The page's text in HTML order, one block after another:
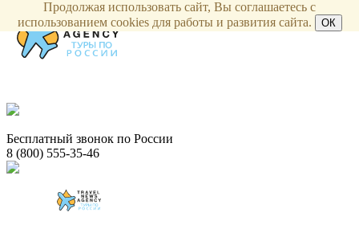
Бесплатный звонок по России
8 (800) 555-35-46
Продолжая использовать сайт, Вы соглашаетесь с
использованием cookies для работы и развития сайта.
ОК